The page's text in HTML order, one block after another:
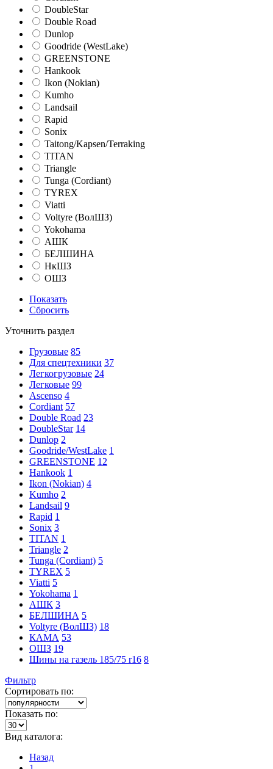
DoubleStar
Double Road
Dunlop
Goodride (WestLake)
GREENSTONE
Hankook
Ikon (Nokian)
Kumho
Landsail
Rapid
Sonix
Taitong/Kapsen/Terraking
TITAN
Triangle
Tunga (Cordiant)
TYREX
Viatti
Voltyre (ВолШЗ)
Yokohama
АШК
БЕЛШИНА
НкШЗ
ОШЗ
Показать
Сбросить
Уточнить раздел
Грузовые 85
Для спецтехники 37
Легкогрузовые 24
Легковые 99
Ascenso 4
Cordiant 57
Double Road 23
DoubleStar 14
Dunlop 2
Goodride/WestLake 1
GREENSTONE 12
Hankook 1
Ikon (Nokian) 4
Kumho 2
Landsail 9
Rapid 1
Sonix 3
TITAN 1
Triangle 2
Tunga (Cordiant) 5
TYREX 5
Viatti 5
Yokohama 1
АШК 3
БЕЛШИНА 5
Voltyre (ВолШЗ) 18
КАМА 53
ОШЗ 19
Шины на газель 185/75 r16 8
Фильтр
Сортировать по:
Показать по:
Вид каталога:
Назад